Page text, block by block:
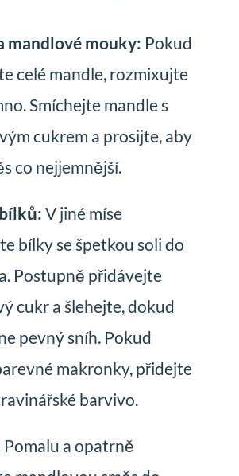
mandlové mouky: Pokud
celé mandle, rozmixujte
Smíchejte mandle s
cukrem a prosijte, aby
co nejjemnější.
V jiné míse
bílky se špetkou soli do
Postupně přidávejte
cukr a šlehejte, dokud
pevný sníh. Pokud
makronky, přidejte
barvivo.
Pomalu a opatrně